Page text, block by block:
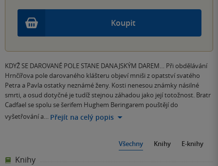
Koupit
KDYŽ SE DAROVANÉ POLE STANE DANAJSKÝM DAREM… Při obdělávání
Hrnčířova pole darovaného klášteru objeví mniši z opatství svatého
Petra a Pavla ostatky neznámé ženy. Kosti nenesou známky násilné
smrti, a osud dotyčné je tudíž stejnou záhadou jako její totožnost. Bratr
Cadfael se spolu se šerifem Hughem Beringarem pouštějí do
vyšetřování a… Přejít na celý popis
Všechny Knihy E-knihy
Knihy